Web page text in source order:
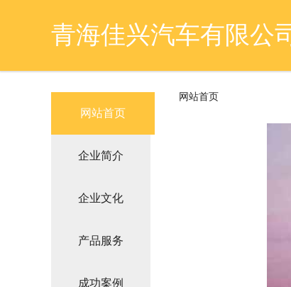
青海佳兴汽车有限公
网站首页
企业简介
企业文化
产品服务
成功案例
网站首页